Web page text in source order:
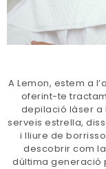
A Lemon, estem a
oferint-te
depilació làser a
serveis estrella,
i lliure de
descobrir com
dúltima generació